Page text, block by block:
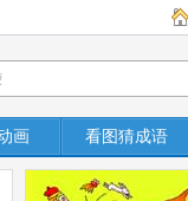
画 看图猜成语